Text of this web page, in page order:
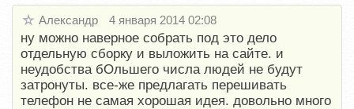
Александр 4 января 2014 02:08
ну можно наверное собрать под это дело
отдельную сборку и выложить на сайте. и
неудобства бОльшего числа людей не будут
затронуты. все-же предлагать перешивать
телефон не самая хорошая идея. довольно много